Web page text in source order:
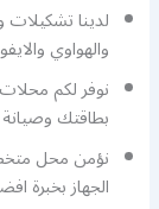
لدينا
والهواوي
نوفر لكم
بطاقتك
نؤمن محل
الجهاز بخبرة